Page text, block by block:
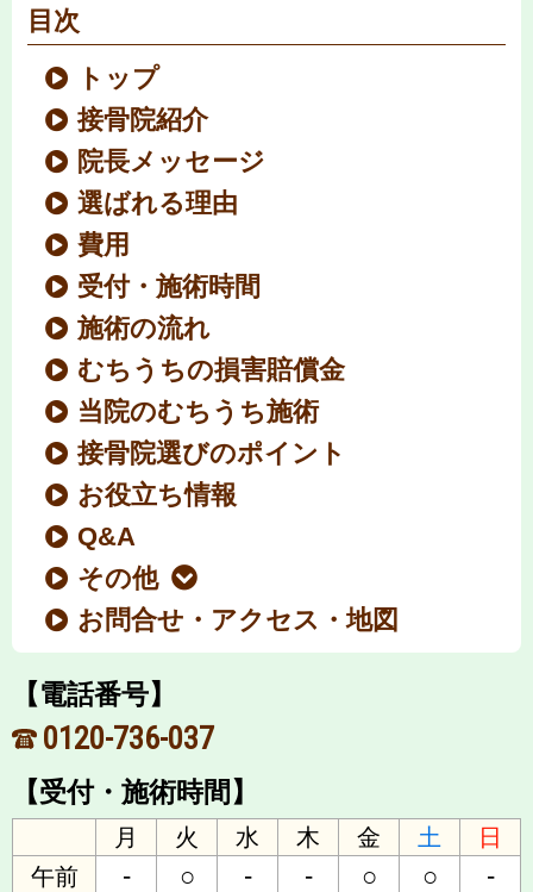
目次
トップ
接骨院紹介
院長メッセージ
選ばれる理由
費用
受付・施術時間
施術の流れ
むちうちの損害賠償金
当院のむちうち施術
接骨院選びのポイント
お役立ち情報
Q&A
その他
お問合せ・アクセス・地図
【電話番号】
0120-736-037
【受付・施術時間】
月 火 水 木 金 土
日
午前
- ○ - - ○ ○ -